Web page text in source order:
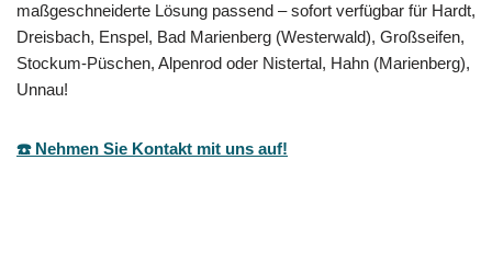
maßgeschneiderte Lösung passend – sofort verfügbar für Hardt,
Dreisbach, Enspel, Bad Marienberg (Westerwald), Großseifen,
Stockum-Püschen, Alpenrod oder Nistertal, Hahn (Marienberg),
Unnau!
☎️ Nehmen Sie Kontakt mit uns auf!